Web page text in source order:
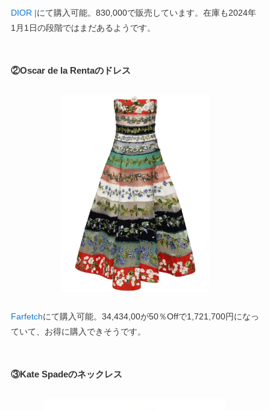
DIOR |にて購入可能。830,000で販売しています。在庫も2024年
1月1日の段階ではまだあるようです。
②Oscar de la Rentaのドレス
Farfetchにて購入可能。34,434,00が50％Offで1,721,700円になっ
ていて、お得に購入できそうです。
③Kate Spadeのネックレス